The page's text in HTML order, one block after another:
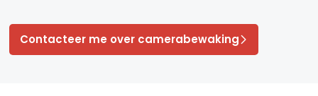
Contacteer me over camerabewaking